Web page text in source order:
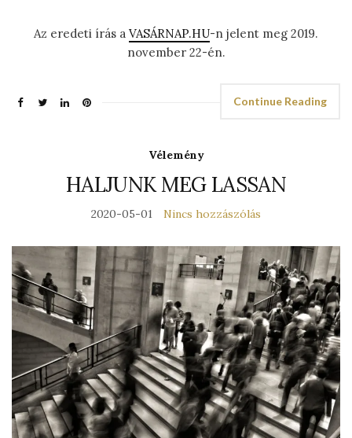
Az eredeti írás a VASÁRNAP.HU-n jelent meg 2019.
november 22-én.
Continue Reading
Vélemény
HALJUNK MEG LASSAN
2020-05-01 Nincs hozzászólás